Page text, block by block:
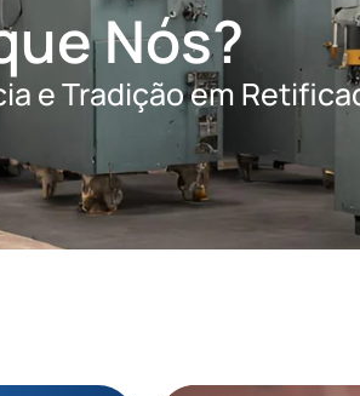
Nós?
e Tradição em